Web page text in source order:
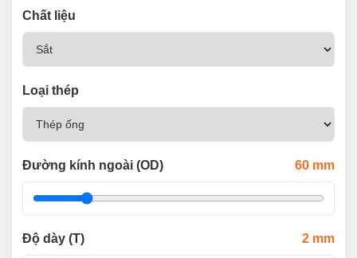
Chất liệu
Loại thép
Đường kính ngoài (OD) 60 mm
Độ dày (T) 2 mm